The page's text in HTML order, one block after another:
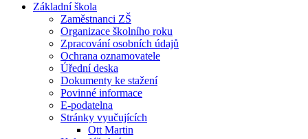
Základní škola
Zaměstnanci ZŠ
Organizace školního roku
Zpracování osobních údajů
Ochrana oznamovatele
Úřední deska
Dokumenty ke stažení
Povinné informace
E-podatelna
Stránky vyučujících
Ott Martin